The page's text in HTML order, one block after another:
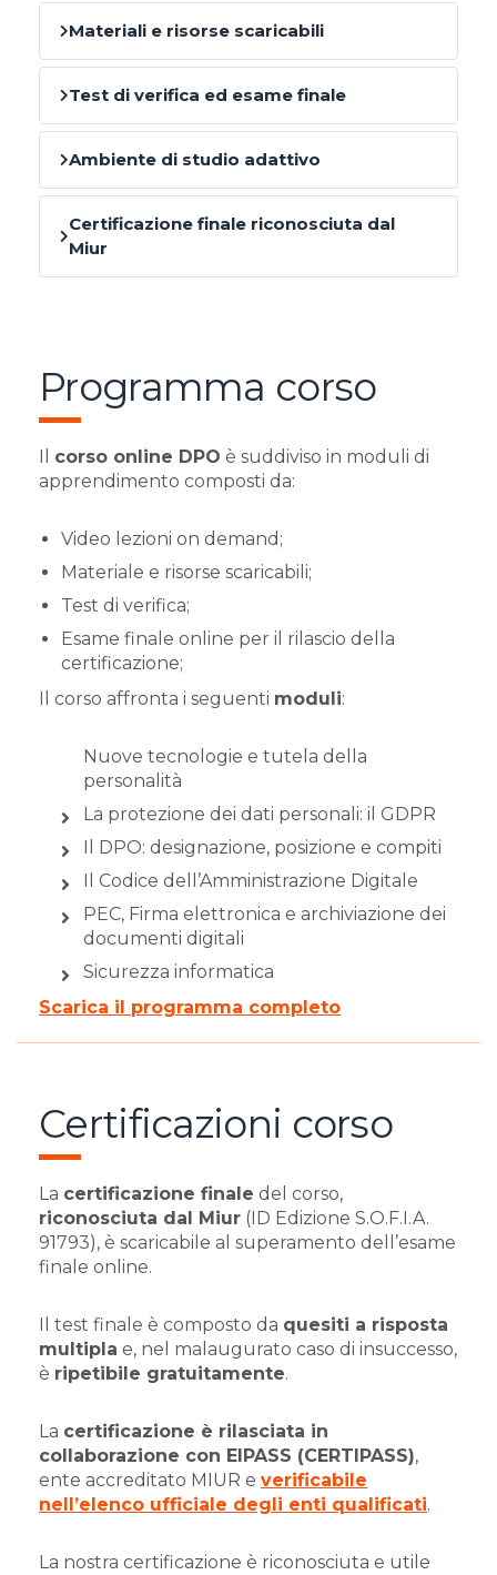
Materiali e risorse scaricabili
Test di verifica ed esame finale
Ambiente di studio adattivo
Certificazione finale riconosciuta dal
Miur
Programma corso
corso online DPO è suddiviso in moduli di
apprendimento composti da:
Video lezioni on demand;
Materiale e risorse scaricabili;
Test di verifica;
Esame finale online per il rilascio della
certificazione;
Il corso affronta i seguenti moduli:
Nuove tecnologie e tutela della
personalità
La protezione dei dati personali: il GDPR
Il DPO: designazione, posizione e compiti
Il Codice dell’Amministrazione Digitale
PEC, Firma elettronica e archiviazione dei
documenti digitali
Sicurezza informatica
Scarica il programma completo
Certificazioni corso
La certificazione finale del corso,
riconosciuta dal Miur (ID Edizione S.O.F.I.A.
91793), è scaricabile al superamento dell’esame
finale online.
Il test finale è composto da quesiti a risposta
multipla e, nel malaugurato caso di insuccesso,
è ripetibile gratuitamente.
La certificazione è rilasciata in
collaborazione con EIPASS (CERTIPASS),
ente accreditato MIUR e verificabile
nell’elenco ufficiale degli enti qualificati.
La nostra certificazione è riconosciuta e utile